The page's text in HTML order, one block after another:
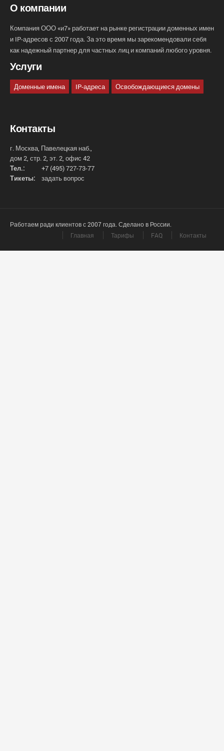
О компании
Компания ООО «и7» работает на рынке регистрации доменных имен
и IP-адресов с 2007 года. За это время мы зарекомендовали себя
как надежный партнер для частных лиц и компаний любого уровня.
Услуги
Доменные имена IP-адреса Освобождающиеся домены
Контакты
г. Москва, Павелецкая наб.,
дом 2, стр. 2, эт. 2, офис 42
Тел.:
+7 (495) 727-73-77
Тикеты:
задать вопрос
Работаем ради клиентов с 2007 года. Сделано в России.
Главная
Тарифы FAQ Контакты